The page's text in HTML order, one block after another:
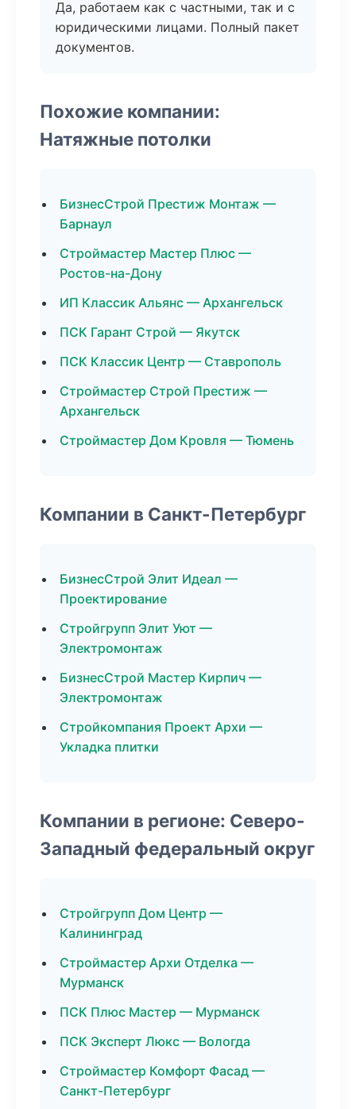
Да, работаем как с частными, так и с
юридическими лицами. Полный пакет
документов.
Похожие компании:
Натяжные потолки
БизнесСтрой Престиж Монтаж —
Барнаул
Строймастер Мастер Плюс —
Ростов-на-Дону
ИП Классик Альянс — Архангельск
ПСК Гарант Строй — Якутск
ПСК Классик Центр — Ставрополь
Строймастер Строй Престиж —
Архангельск
Строймастер Дом Кровля — Тюмень
Компании в Санкт-Петербург
БизнесСтрой Элит Идеал —
Проектирование
Стройгрупп Элит Уют —
Электромонтаж
БизнесСтрой Мастер Кирпич —
Электромонтаж
Стройкомпания Проект Архи —
Укладка плитки
Компании в регионе: Северо-
Западный федеральный округ
Стройгрупп Дом Центр —
Калининград
Строймастер Архи Отделка —
Мурманск
ПСК Плюс Мастер — Мурманск
ПСК Эксперт Люкс — Вологда
Строймастер Комфорт Фасад —
Санкт-Петербург